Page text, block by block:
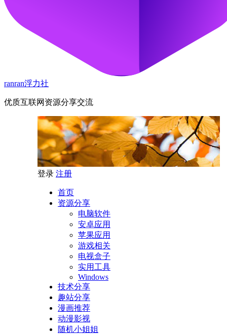
ranran浮力社
优质互联网资源分享交流
登录 注册
首页
资源分享
电脑软件
安卓应用
苹果应用
游戏相关
电视盒子
实用工具
Windows
技术分享
趣站分享
漫画推荐
动漫影视
随机小姐姐